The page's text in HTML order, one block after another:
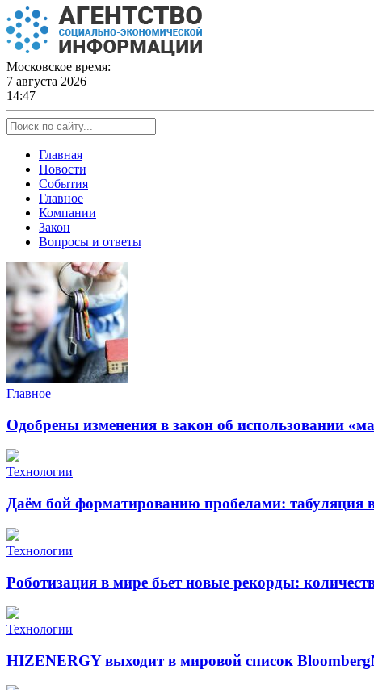
Skip
to
content
Московское время:
7 августа 2026
14:47
Главная
Новости
События
Главное
Компании
Закон
Вопросы и ответы
Главное
Одобрены изменения в закон об использовании
Технологии
Даём бой форматированию пробелами: табуляция
Технологии
Роботизация в мире бьет новые рекорды:
Технологии
HIZENERGY выходит в мировой список